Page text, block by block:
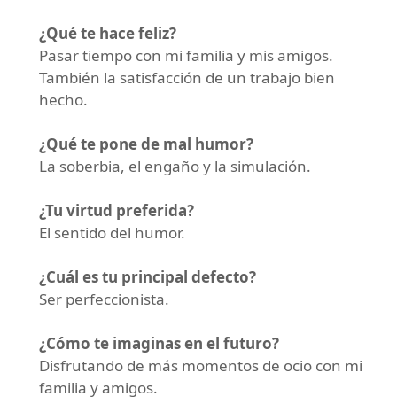
¿Qué te hace feliz?
Pasar tiempo con mi familia y mis amigos.
También la satisfacción de un trabajo bien
hecho.
¿Qué te pone de mal humor?
La soberbia, el engaño y la simulación.
¿Tu virtud preferida?
El sentido del humor.
¿Cuál es tu principal defecto?
Ser perfeccionista.
¿Cómo te imaginas en el futuro?
Disfrutando de más momentos de ocio con mi
familia y amigos.